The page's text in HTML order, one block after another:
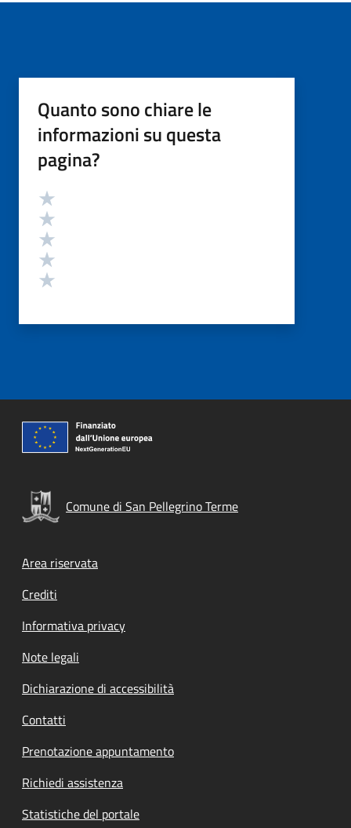
Quanto sono chiare le
informazioni su questa
pagina?
Valutazione
Comune di San Pellegrino Terme
Footer menu
Area riservata
Crediti
Informativa privacy
Note legali
Dichiarazione di accessibilità
Contatti
Prenotazione appuntamento
Richiedi assistenza
Statistiche del portale